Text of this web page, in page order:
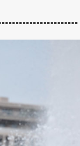
corealise par
: chronique detaillee.
mai 2025 au
ALL STARS +